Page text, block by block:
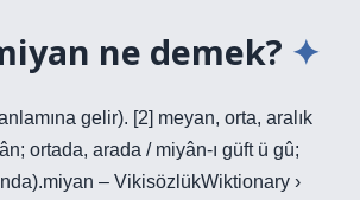
ne demek?
gelir). [2] meyan, orta, aralık
ortada, arada / miyân-ı güft ü gû;
– VikisözlükWiktionary ›